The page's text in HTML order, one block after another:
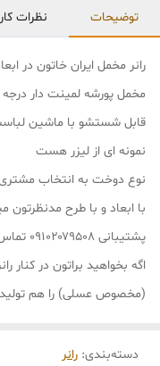
توضیحات نظرات
مخمل پورشه لمینت دار
قابل شستشو با ماشین
نمونه ای از لیزر هست
نوع دوخت به انتخاب مشتری
با ابعاد و با طرح مدنظرتون
پشتیبانی ۰۹۱۰۲۰۷۹۵۰۸ تماس بگیرید.
اگه بخواهید براتون در
(مخصوص عسلی) را هم
دسته‌بندی: رانر